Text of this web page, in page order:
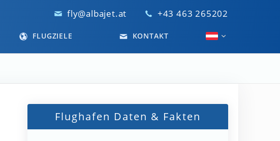
fly@albajet.at +43 463 265202
FLUGZIELE KONTAKT
Flughafen Daten & Fakten